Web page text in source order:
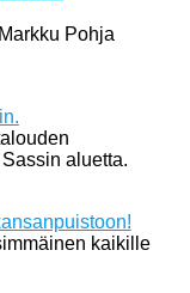
Pohja
aluetta.
kaikille